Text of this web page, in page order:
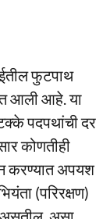
फुटपाथ
आली आहे. या
पदपथांची दर
कोणतीही
करण्यात अपयश
(परिरक्षण)